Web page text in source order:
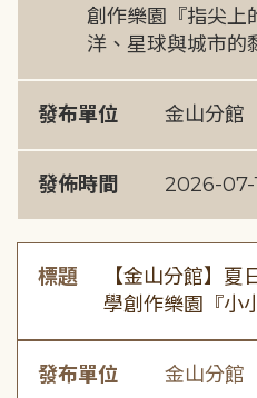
創作樂園『指尖上
洋、星球與城市的
發布單位 金山分館
發佈時間 2026-07-
標題
【金山分館】
學創作樂園『小
發布單位 金山分館